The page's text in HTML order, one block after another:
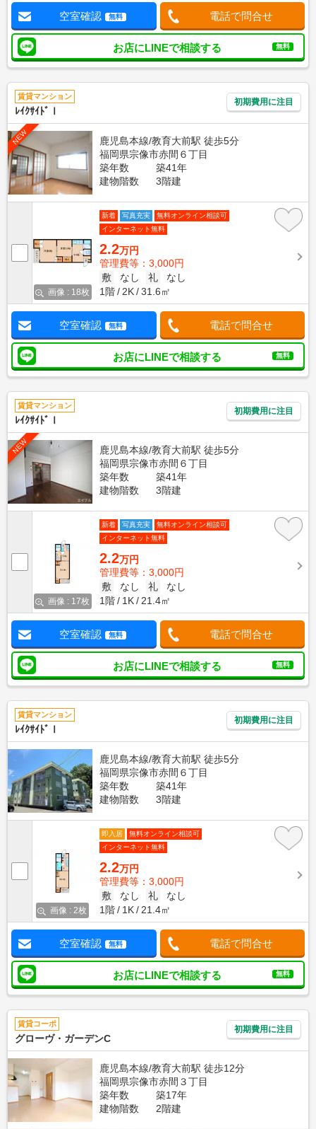
空室確認 無料 電話で問合せ
お店にLINEで相談する 無料
賃貸マンション
ﾚｲｸｻｲﾄﾞⅠ
初期費用に注目
NEW
鹿児島本線/教育大前駅 徒歩5分
福岡県宗像市赤間６丁目
築年数
築41年
建物階数
3階建
画像 : 18枚
新着 写真充実
無料オンライン相談可
インターネット無料
2.2万円
管理費等：3,000円
敷
なし 礼
なし
1階
2K 31.6㎡
空室確認 無料 電話で問合せ
お店にLINEで相談する 無料
賃貸マンション
ﾚｲｸｻｲﾄﾞⅠ
初期費用に注目
NEW
鹿児島本線/教育大前駅 徒歩5分
福岡県宗像市赤間６丁目
築年数
築41年
建物階数
3階建
画像 : 17枚
新着 写真充実
無料オンライン相談可
インターネット無料
2.2万円
管理費等：3,000円
敷
なし 礼
なし
1階
1K 21.4㎡
空室確認 無料 電話で問合せ
お店にLINEで相談する 無料
賃貸マンション
ﾚｲｸｻｲﾄﾞⅠ
初期費用に注目
鹿児島本線/教育大前駅 徒歩5分
福岡県宗像市赤間６丁目
築年数
築41年
建物階数
3階建
画像 : 2枚
即入居
無料オンライン相談可
インターネット無料
2.2万円
管理費等：3,000円
敷
なし 礼
なし
1階
1K 21.4㎡
空室確認 無料 電話で問合せ
お店にLINEで相談する 無料
賃貸コーポ
グローヴ・ガーデンC
初期費用に注目
鹿児島本線/教育大前駅 徒歩12分
福岡県宗像市赤間３丁目
築年数
築17年
建物階数
2階建